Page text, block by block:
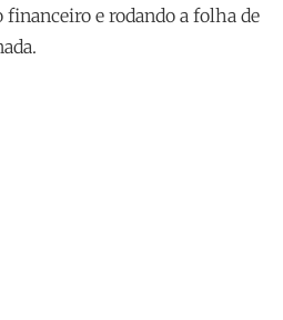
e rodando a folha de